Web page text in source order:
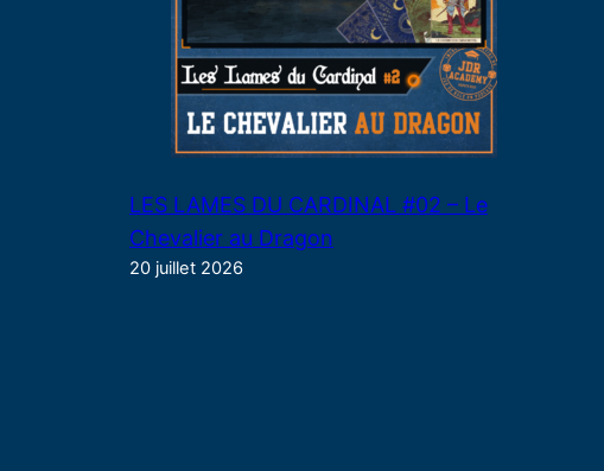
LES LAMES DU CARDINAL #02 – Le
Chevalier au Dragon
20 juillet 2026